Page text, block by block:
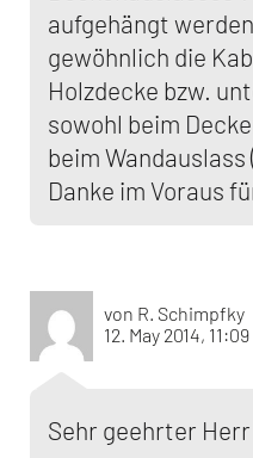
aufgehängt
gewöhnlich die
Holzdecke bzw.
sowohl beim
beim Wandauslass
Danke im Voraus
von R. Schimpfky
12. May 2014, 11:09
Sehr geehrter